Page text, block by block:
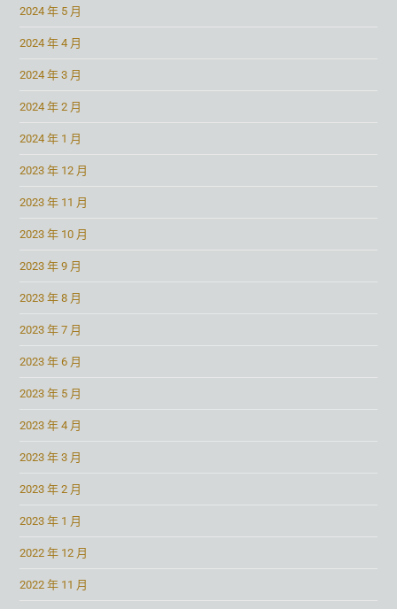
2024 年 5 月
2024 年 4 月
2024 年 3 月
2024 年 2 月
2024 年 1 月
2023 年 12 月
2023 年 11 月
2023 年 10 月
2023 年 9 月
2023 年 8 月
2023 年 7 月
2023 年 6 月
2023 年 5 月
2023 年 4 月
2023 年 3 月
2023 年 2 月
2023 年 1 月
2022 年 12 月
2022 年 11 月